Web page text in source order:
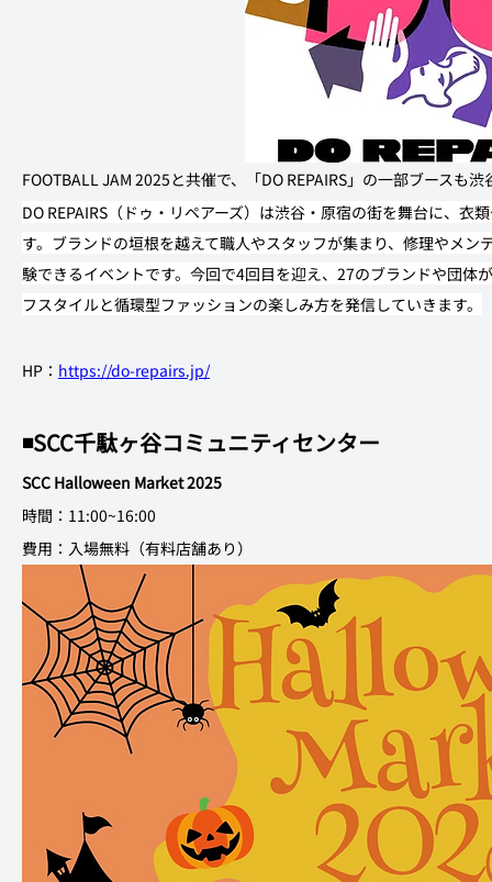
FOOTBALL JAM 2025と共催で、「DO REPAIRS」の一部ブースも
DO REPAIRS（ドゥ・リペアーズ）は渋谷・原宿の街を舞台に、
す。ブランドの垣根を越えて職人やスタッフが集まり、修理やメ
験できるイベントです。今回で4回目を迎え、27のブランドや団体
フスタイルと循環型ファッションの楽しみ方を発信していきます。
HP： https://do-repairs.jp/
◾️SCC千駄ヶ谷コミュニティセンター
SCC Halloween Market 2025
時間：11:00~16:00
費用：入場無料（有料店舗あり）